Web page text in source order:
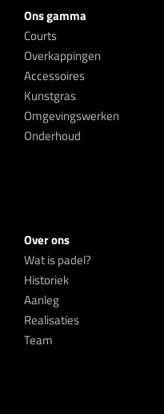
Ons gamma
Courts
Overkappingen
Accessoires
Kunstgras
Omgevingswerken
Onderhoud
Over ons
Wat is padel?
Historiek
Aanleg
Realisaties
Team